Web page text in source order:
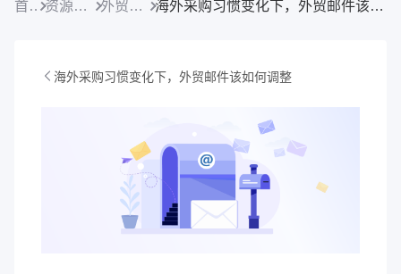
首页 资源中心 外贸资讯 海外采购习惯变化下，外贸邮件该如何调整
海外采购习惯变化下，外贸邮件该如何调整